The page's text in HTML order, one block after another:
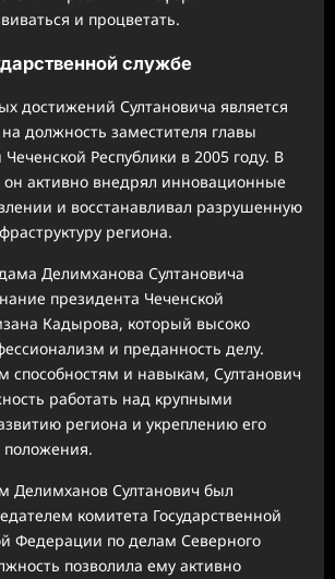
и процветать.
службе
достижений Султановича является
должность заместителя главы
Республики в 2005 году. В
он активно внедрял инновационные
и восстанавливал разрушенную
региона.
Делимханова Султановича
президента Чеченской
Кадырова, который высоко
и преданность делу.
способностям и навыкам, Султанович
работать над крупными
региона и укреплению его
положения.
Делимханов Султанович был
комитета Государственной
Федерации по делам Северного
позволила ему активно